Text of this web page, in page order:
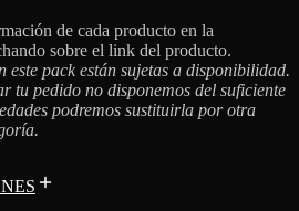
de cada producto en la
sobre el link del producto.
este pack están sujetas a disponibilidad.
tu pedido no disponemos del suficiente
podremos sustituirla por otra